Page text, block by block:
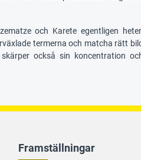
och Karete egentligen
termerna och matcha rätt
också sin koncentration
Framställningar